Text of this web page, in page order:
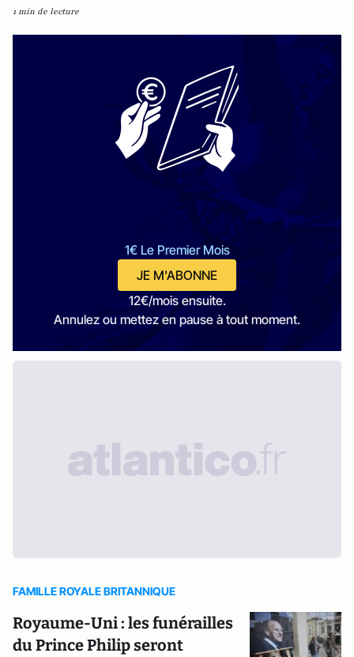
1 min de lecture
1€ Le Premier Mois
JE M'ABONNE
12€/mois ensuite.
Annulez ou mettez en pause à tout moment.
FAMILLE ROYALE BRITANNIQUE
Royaume-Uni : les funérailles
du Prince Philip seront